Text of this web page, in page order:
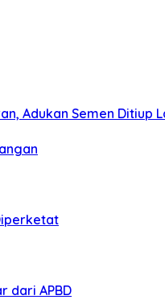
Adukan Semen Ditiup
dari APBD